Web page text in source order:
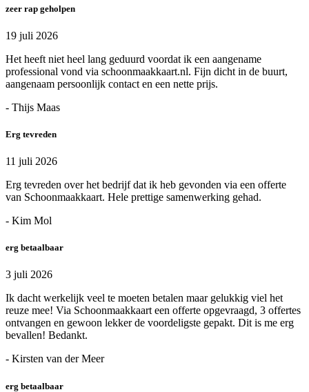
zeer rap geholpen
19 juli 2026
Het heeft niet heel lang geduurd voordat ik een aangename
professional vond via schoonmaakkaart.nl. Fijn dicht in de buurt,
aangenaam persoonlijk contact en een nette prijs.
- Thijs Maas
Erg tevreden
11 juli 2026
Erg tevreden over het bedrijf dat ik heb gevonden via een offerte
van Schoonmaakkaart. Hele prettige samenwerking gehad.
- Kim Mol
erg betaalbaar
3 juli 2026
Ik dacht werkelijk veel te moeten betalen maar gelukkig viel het
reuze mee! Via Schoonmaakkaart een offerte opgevraagd, 3 offertes
ontvangen en gewoon lekker de voordeligste gepakt. Dit is me erg
bevallen! Bedankt.
- Kirsten van der Meer
erg betaalbaar